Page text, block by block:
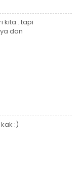
kita.. tapi
dan
:)